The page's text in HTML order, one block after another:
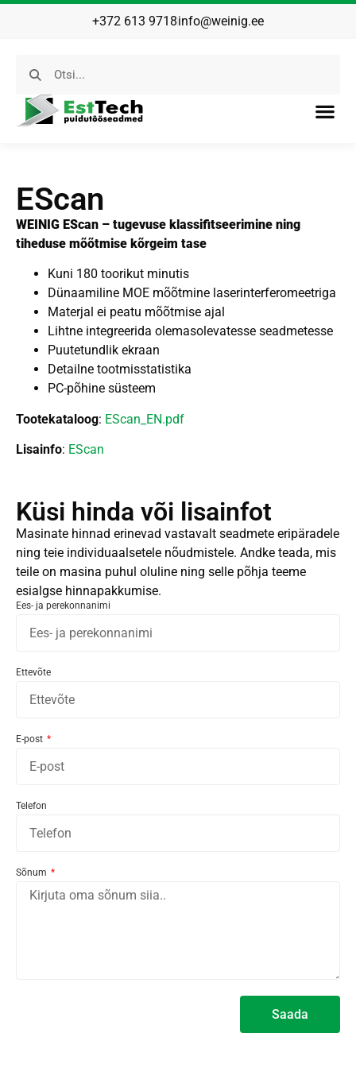
+372 613 9718info@weinig.ee
EScan
WEINIG EScan – tugevuse klassifitseerimine ning
tiheduse mõõtmise kõrgeim tase
Kuni 180 toorikut minutis
Dünaamiline MOE mõõtmine laserinterferomeetriga
Materjal ei peatu mõõtmise ajal
Lihtne integreerida olemasolevatesse seadmetesse
Puutetundlik ekraan
Detailne tootmisstatistika
PC-põhine süsteem
Tootekataloog: EScan_EN.pdf
Lisainfo: EScan
Küsi hinda või lisainfot
Masinate hinnad erinevad vastavalt seadmete eripäradele
ning teie individuaalsetele nõudmistele. Andke teada, mis
teile on masina puhul oluline ning selle põhja teeme
esialgse hinnapakkumise.
Ees- ja perekonnanimi
Ettevõte
E-post
Telefon
Sõnum
Saada